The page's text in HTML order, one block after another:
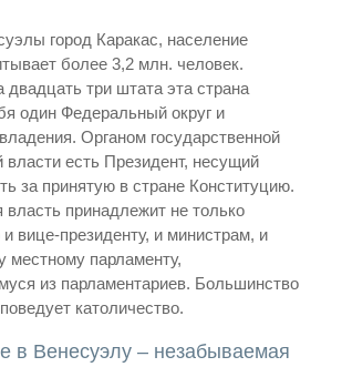
город Каракас, население
более 3,2 млн. человек.
двадцать три штата эта страна
один Федеральный округ и
Органом государственной
власти есть Президент, несущий
за принятую в стране Конституцию.
власть принадлежит не только
и вице-президенту, и министрам, и
местному парламенту,
из парламентариев. Большинство
католичество.
в Венесуэлу – незабываемая